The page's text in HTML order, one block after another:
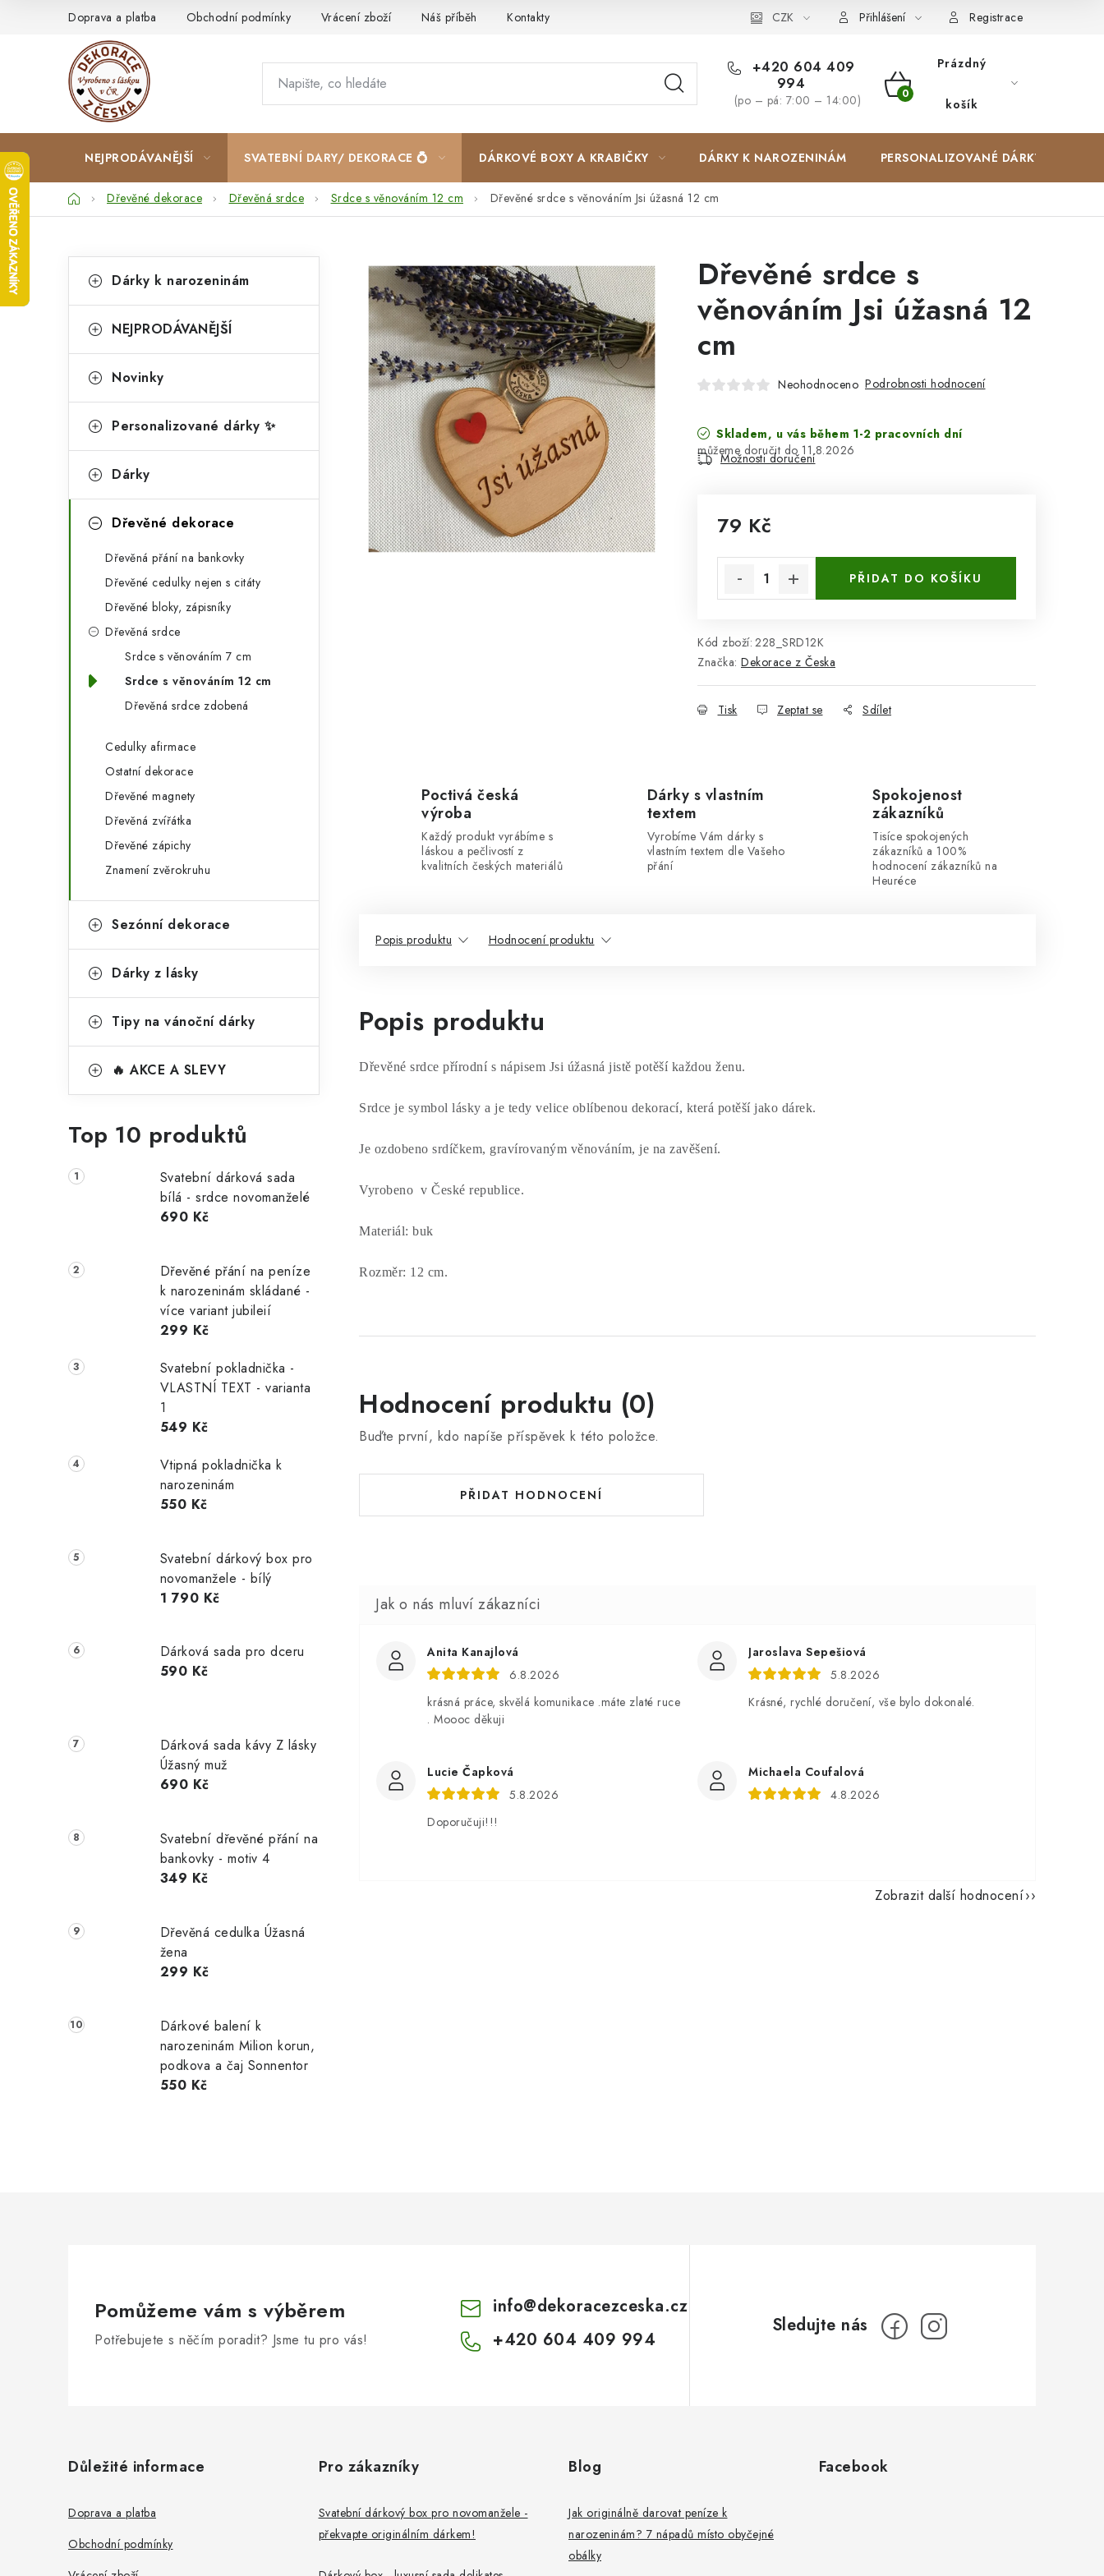
Doprava a platba Obchodní podmínky Vrácení zboží Náš příběh Kontakty Zakázková výroba Spolupracujeme Blog
CZK Přihlášení Registrace
+420 604 409
994
(po – pá: 7:00 – 14:00)
NÁKUPNÍ
Prázdný
košík
NEJPRODÁVANĚJŠÍ SVATEBNÍ DARY/ DEKORACE 💍 DÁRKOVÉ BOXY A KRABIČKY DÁRKY K NAROZENINÁM PERSONALIZOVANÉ DÁRKY ✨
DomůDřevěné dekorace Dřevěná srdce Srdce s věnováním 12 cm Dřevěné srdce s věnováním Jsi úžasná 12 cm
o
t
r
n
n
kategorie
a
e
o
i
Dárky k narozeninám
NEJPRODÁVANĚJŠÍ
Novinky
Personalizované dárky ✨
Dárky
Dřevěné dekorace
Dřevěná přání na bankovky
Dřevěné cedulky nejen s citáty
Dřevěné bloky, zápisníky
Dřevěná srdce
Srdce s věnováním 7 cm
Srdce s věnováním 12 cm
Dřevěná srdce zdobená
Cedulky afirmace
Ostatní dekorace
Dřevěné magnety
Dřevěná zvířátka
Dřevěné zápichy
Znamení zvěrokruhu
Sezónní dekorace
Dárky z lásky
Tipy na vánoční dárky
🔥 AKCE A SLEVY
Top 10 produktů
Svatební dárková sada
bílá - srdce novomanželé
690 Kč
Dřevěné přání na peníze
k narozeninám skládané -
více variant jubileií
299 Kč
Svatební pokladnička -
VLASTNÍ TEXT - varianta
1
549 Kč
Vtipná pokladnička k
narozeninám
550 Kč
Svatební dárkový box pro
novomanžele - bílý
1 790 Kč
Dárková sada pro dceru
590 Kč
Dárková sada kávy Z lásky
Úžasný muž
690 Kč
Svatební dřevěné přání na
bankovky - motiv 4
349 Kč
Dřevěná cedulka Úžasná
žena
299 Kč
Dárkové balení k
narozeninám Milion korun,
podkova a čaj Sonnentor
550 Kč
Dřevěné srdce s
věnováním Jsi úžasná 12
cm
Neohodnoceno Podrobnosti hodnocení
Skladem, u vás během 1-2 pracovních dní
11.8.2026
Možnosti doručení
79 Kč
PŘIDAT DO KOŠÍKU
Kód zboží: 228_SRD12K
Značka: Dekorace z Česka
Tisk Zeptat se Sdílet
Poctivá česká
výroba
Každý produkt vyrábíme s
láskou a pečlivostí z
kvalitních českých materiálů
Dárky s vlastním
textem
Vyrobíme Vám dárky s
vlastním textem dle Vašeho
přání
Spokojenost
zákazníků
Tisíce spokojených
zákazníků a 100%
hodnocení zákazníků na
Heuréce
Popis produktu Hodnocení produktu
Popis produktu
Dřevěné srdce přírodní s nápisem Jsi úžasná jistě potěší každou ženu.
Srdce je symbol lásky a je tedy velice oblíbenou dekorací, která potěší jako dárek.
Je ozdobeno srdíčkem, gravírovaným věnováním, je na zavěšení.
Vyrobeno v České republice.
Materiál: buk
Rozměr: 12 cm.
Hodnocení produktu (0)
Buďte první, kdo napíše příspěvek k této položce.
PŘIDAT HODNOCENÍ
Anita Kanajlová
6.8.2026
krásná práce, skvělá komunikace .máte zlaté ruce
. Moooc děkuji
Jaroslava Sepešiová
5.8.2026
Krásné, rychlé doručení, vše bylo dokonalé.
Lucie Čapková
5.8.2026
Doporučuji!!!
Michaela Coufalová
4.8.2026
Zobrazit další hodnocení
Pomůžeme vám s výběrem
Potřebujete s něčím poradit? Jsme tu pro vás!
info@dekoracezceska.cz
+420 604 409 994
Důležité informace
Doprava a platba
Obchodní podmínky
Pro zákazníky
Svatební dárkový box pro novomanžele -
překvapte originálním dárkem!
Blog
Jak originálně darovat peníze k
narozeninám? 7 nápadů místo obyčejné
obálky
Facebook